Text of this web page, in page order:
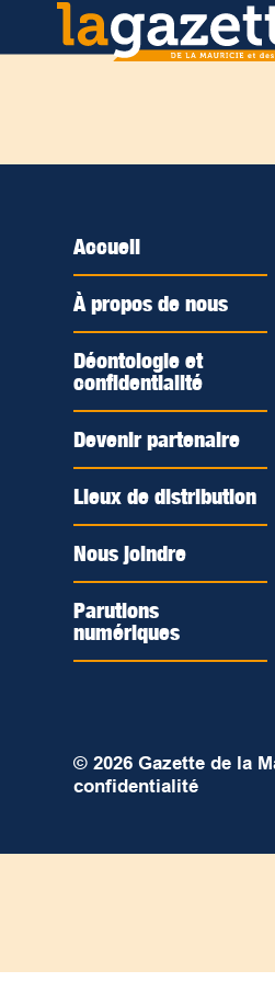
Accueil
À propos de nous
Déontologie et
confidentialité
Devenir partenaire
Lieux de distribution
Nous joindre
Parutions
numériques
© 2026 Gazette de la
confidentialité